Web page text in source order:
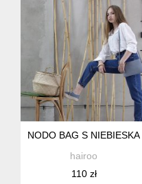
NODO BAG S NIEBIESKA
hairoo
110 zł